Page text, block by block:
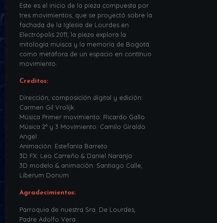
Este es el inicio de la pieza compuesta por
tres movimientos, que se proyectó sobre la
fachada de la Iglesia de Lourdes en
Electrópolis 2011, la pieza explora la
mitología muisca y la memoria de Bogotá
como metáfora de un espacio en contínuo
movimiento.
Creditos:
Dirección, composición digital y edición:
Carmen Gil Vrolijk.
Música Primer movimiento: Ricardo Gallo
Música 2º y 3 Movimiento: Camilo Giraldo
Angel
Animación: Estefanía Barreto
3D FX: Leo Carreño & Daniel Naranjo
3D modelo & animación: Santiago Calle,
Liberum Donum
Agradecimientos:
Parroquia de nuestra Sra. De Lourdes,
Padre Adolfo Vera